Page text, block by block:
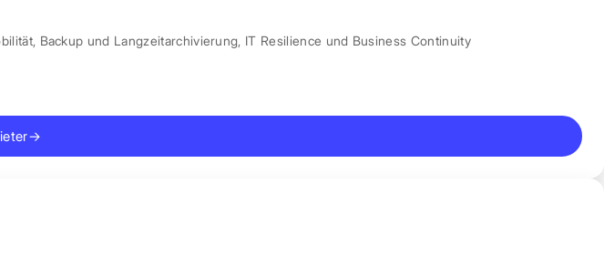
, Backup und Langzeitarchivierung, IT Resilience und Business Continuity
→